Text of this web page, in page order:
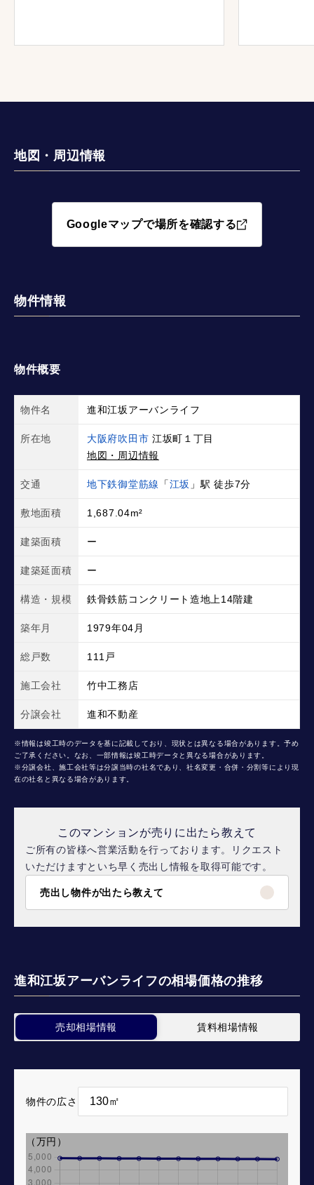
地図・周辺情報
Googleマップで場所を確認する
物件情報
物件概要
物件名 進和江坂アーバンライフ
所在地 大阪府吹田市 江坂町１丁目
地図・周辺情報
交通 地下鉄御堂筋線 「江坂 」駅 徒歩7分
敷地面積 1,687.04m²
建築面積 ー
建築延面積 ー
構造・規模 鉄骨鉄筋コンクリート造地上14階建
築年月 1979年04月
総戸数 111戸
施工会社 竹中工務店
分譲会社 進和不動産
※情報は竣工時のデータを基に記載しており、現状とは異なる場合があります。予め
ご了承ください。なお、一部情報は竣工時データと異なる場合があります。
※分譲会社、施工会社等は分譲当時の社名であり、社名変更・合併・分割等により現
在の社名と異なる場合があります。
このマンションが売りに出たら教えて
ご所有の皆様へ営業活動を行っております。リクエスト
いただけますといち早く売出し情報を取得可能です。
売出し物件が出たら教えて
進和江坂アーバンライフの相場価格の推移
売却相場情報 賃料相場情報
物件の広さ
（万円）